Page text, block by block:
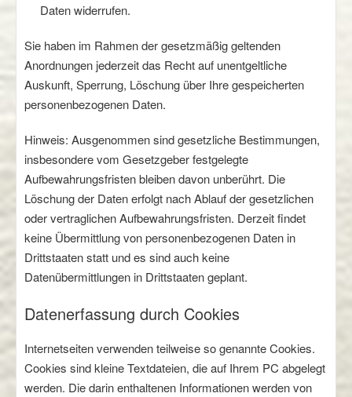
Daten widerrufen.
Sie haben im Rahmen der gesetzmäßig geltenden
Anordnungen jederzeit das Recht auf unentgeltliche
Auskunft, Sperrung, Löschung über Ihre gespeicherten
personenbezogenen Daten.
Hinweis: Ausgenommen sind gesetzliche Bestimmungen,
insbesondere vom Gesetzgeber festgelegte
Aufbewahrungsfristen bleiben davon unberührt. Die
Löschung der Daten erfolgt nach Ablauf der gesetzlichen
oder vertraglichen Aufbewahrungsfristen. Derzeit findet
keine Übermittlung von personenbezogenen Daten in
Drittstaaten statt und es sind auch keine
Datenübermittlungen in Drittstaaten geplant.
Datenerfassung durch Cookies
Internetseiten verwenden teilweise so genannte Cookies.
Cookies sind kleine Textdateien, die auf Ihrem PC abgelegt
werden. Die darin enthaltenen Informationen werden von